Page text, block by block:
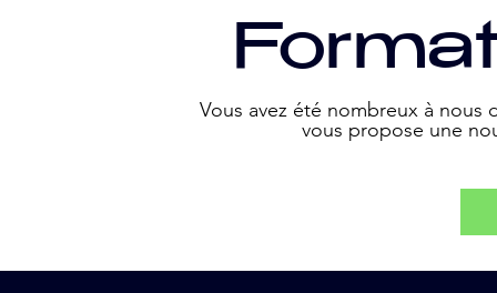
Vous avez été nombreux à nous
vous propose une